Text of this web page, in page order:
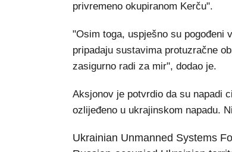
privremeno okupiranom Kerču".
"Osim toga, uspješno su pogođeni
pripadaju sustavima protuzračne
zasigurno radi za mir", dodao je.
Aksjonov je potvrdio da su napadi
ozlijeđeno u ukrajinskom napadu.
Ukrainian Unmanned Systems